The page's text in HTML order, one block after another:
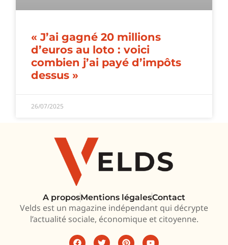
« J’ai gagné 20 millions
d’euros au loto : voici
combien j’ai payé d’impôts
dessus »
26/07/2025
A proposMentions légalesContact
Velds est un magazine indépendant qui décrypte
l’actualité sociale, économique et citoyenne.